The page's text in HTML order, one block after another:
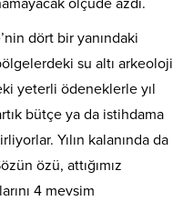
dört bir yanındaki
su altı arkeoloji
yeterli ödeneklerle yıl
bütçe ya da istihdama
Yılın kalanında da
özü, attığımız
4 mevsim